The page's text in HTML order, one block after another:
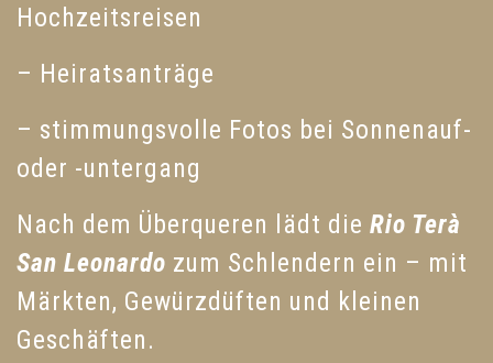
Hochzeitsreisen
– Heiratsanträge
– stimmungsvolle Fotos bei Sonnenauf-
oder -untergang
Nach dem Überqueren lädt die Rio Terà
San Leonardo zum Schlendern ein – mit
Märkten, Gewürzdüften und kleinen
Geschäften.